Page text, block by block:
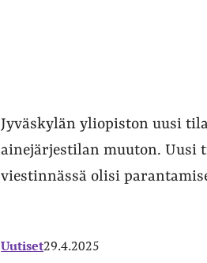
Jyväskylän yliopiston uusi
ainejärjestilan muuton.
viestinnässä olisi
Uutiset29.4.2025